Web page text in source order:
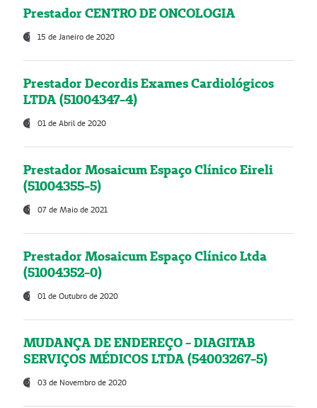
Prestador CENTRO DE ONCOLOGIA
15 de Janeiro de 2020
Prestador Decordis Exames Cardiológicos
LTDA (51004347-4)
01 de Abril de 2020
Prestador Mosaicum Espaço Clínico Eireli
(51004355-5)
07 de Maio de 2021
Prestador Mosaicum Espaço Clínico Ltda
(51004352-0)
01 de Outubro de 2020
MUDANÇA DE ENDEREÇO - DIAGITAB
SERVIÇOS MÉDICOS LTDA (54003267-5)
03 de Novembro de 2020